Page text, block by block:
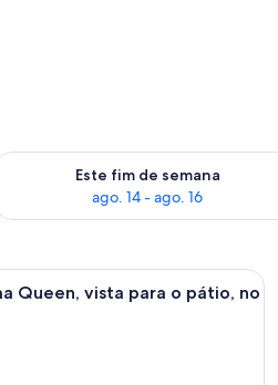
10 - ago. 11
Este fim de semana
ago. 14 - ago. 16
a disponibilidade para este
tema de veado, cabeceira de
Quarto básico, 1 cama Queen,
Queen, vista para o pátio, no